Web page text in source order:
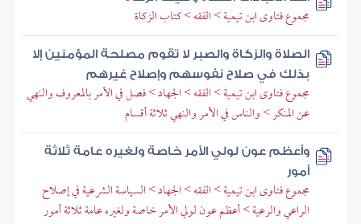
مجموع فتاوى ابن تيمية > الفقه > كتاب الزكاة
الصلاة والزكاة والصبر لا تقوم مصلحة المؤمنين إلا
بذلك في صلاح نفوسهم وإصلاح غيرهم
مجموع فتاوى ابن تيمية > الفقه > الجهاد > فصل في الأمر بالمعروف والنهي
عن المنكر > والناس في الأمر والنهي ثلاثة أقسام
وأعظم عون لولي الأمر خاصة ولغيره عامة ثلاثة
أمور
مجموع فتاوى ابن تيمية > الفقه > الجهاد > السياسة الشرعية في إصلاح
الراعي والرعية > أعظم عون لولي الأمر خاصة ولغيره عامة ثلاثة أمور